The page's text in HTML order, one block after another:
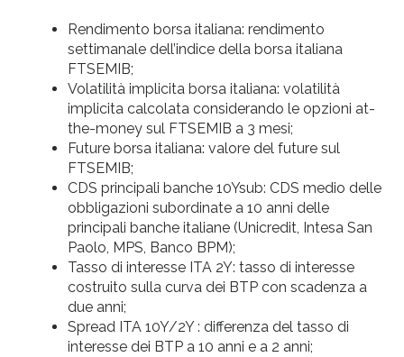
Rendimento borsa italiana: rendimento
settimanale dell’indice della borsa italiana
FTSEMIB;
Volatilità implicita borsa italiana: volatilità
implicita calcolata considerando le opzioni at-
the-money sul FTSEMIB a 3 mesi;
Future borsa italiana: valore del future sul
FTSEMIB;
CDS principali banche 10Ysub: CDS medio delle
obbligazioni subordinate a 10 anni delle
principali banche italiane (Unicredit, Intesa San
Paolo, MPS, Banco BPM);
Tasso di interesse ITA 2Y: tasso di interesse
costruito sulla curva dei BTP con scadenza a
due anni;
Spread ITA 10Y/2Y : differenza del tasso di
interesse dei BTP a 10 anni e a 2 anni;